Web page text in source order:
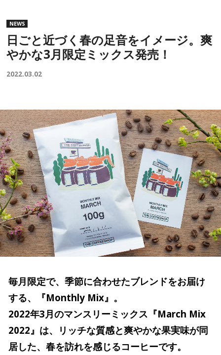
NEWS
日ごと近づく春の足音をイメージ。爽
やかな3月限定ミックス発売！
2022.03.02
毎月限定で、季節に合わせたブレンドをお届け
する、『Monthly Mix』。
2022年3月のマンスリーミックス『March Mix
2022』は、リッチな質感と爽やかな果実味が同
居した、春を訪れを感じるコーヒーです。